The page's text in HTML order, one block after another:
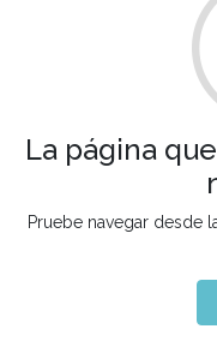
La página
Pruebe navegar desde